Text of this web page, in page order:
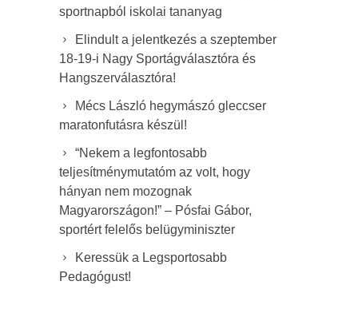
sportnapból iskolai tananyag
Elindult a jelentkezés a szeptember
18-19-i Nagy Sportágválasztóra és
Hangszerválasztóra!
Mécs László hegymászó gleccser
maratonfutásra készül!
“Nekem a legfontosabb
teljesítménymutatóm az volt, hogy
hányan nem mozognak
Magyarországon!” – Pósfai Gábor,
sportért felelős belügyminiszter
Keressük a Legsportosabb
Pedagógust!